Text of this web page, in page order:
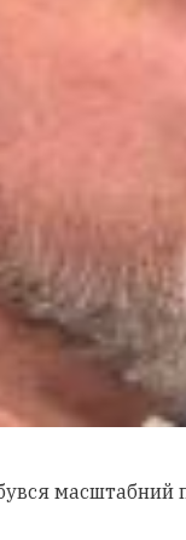
масштабний